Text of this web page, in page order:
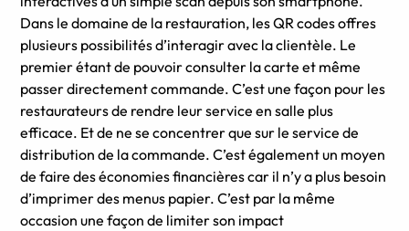
Dans le domaine de la restauration, les QR codes offres
plusieurs possibilités d’interagir avec la clientèle. Le
premier étant de pouvoir consulter la carte et même
passer directement commande. C’est une façon pour les
restaurateurs de rendre leur service en salle plus
efficace. Et de ne se concentrer que sur le service de
distribution de la commande. C’est également un moyen
de faire des économies financières car il n’y a plus besoin
d’imprimer des menus papier. C’est par la même
occasion une façon de limiter son impact